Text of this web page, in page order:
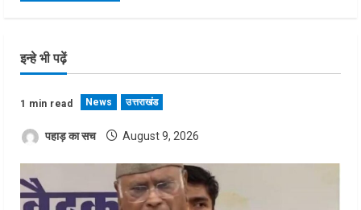
इन्हे भी पढ़ें
1 min read News उत्तराखंड
पहाड़ का सच August 9, 2026